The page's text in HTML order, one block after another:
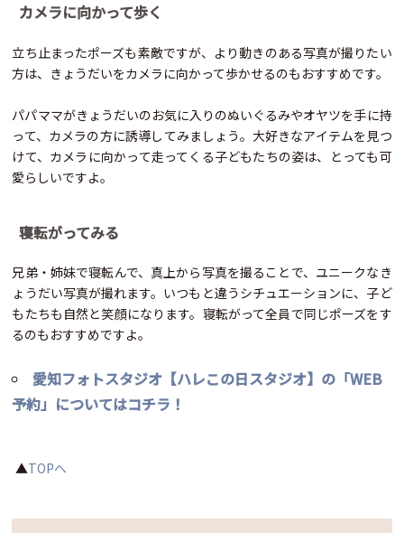
カメラに向かって歩く
立ち止まったポーズも素敵ですが、より動きのある写真が撮りたい
方は、きょうだいをカメラに向かって歩かせるのもおすすめです。
パパママがきょうだいのお気に入りのぬいぐるみやオヤツを手に持
って、カメラの方に誘導してみましょう。大好きなアイテムを見つ
けて、カメラに向かって走ってくる子どもたちの姿は、とっても可
愛らしいですよ。
寝転がってみる
兄弟・姉妹で寝転んで、真上から写真を撮ることで、ユニークなき
ょうだい写真が撮れます。いつもと違うシチュエーションに、子ど
もたちも自然と笑顔になります。寝転がって全員で同じポーズをす
るのもおすすめですよ。
愛知フォトスタジオ【ハレこの日スタジオ】の「WEB
予約」についてはコチラ！
▲TOPへ